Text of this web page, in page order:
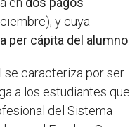
y cuya
per cápita del alumno
se caracteriza por ser
a los estudiantes que
del Sistema